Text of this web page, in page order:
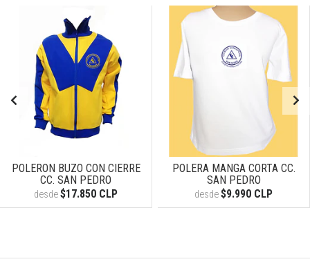
POLERON BUZO CON CIERRE
CC. SAN PEDRO
desde$17.850 CLP
POLERA MANGA CORTA CC.
SAN PEDRO
desde$9.990 CLP